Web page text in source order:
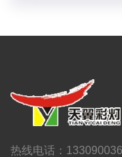
热线电话：